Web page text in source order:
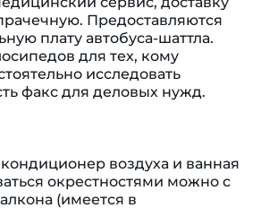
Предоставляются
плату автобуса-шаттла.
для тех, кому
исследовать
факс для деловых нужд.
воздуха и ванная
окрестностями можно с
(имеется в